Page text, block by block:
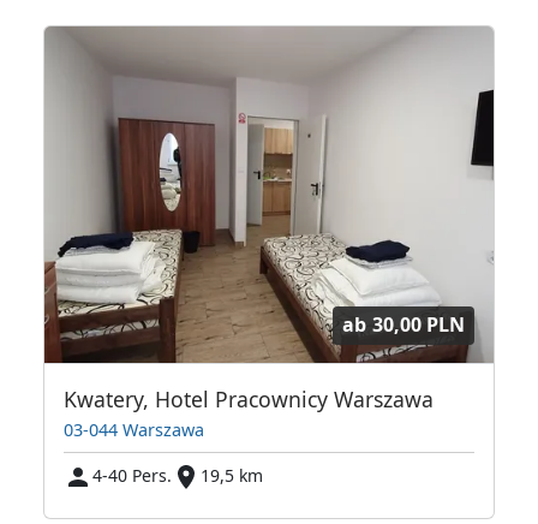
ab 30,00 PLN
Kwatery, Hotel Pracownicy Warszawa
03-044 Warszawa
4-40 Pers.
19,5 km